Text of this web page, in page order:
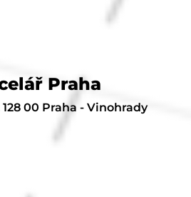
Praha
00 Praha - Vinohrady